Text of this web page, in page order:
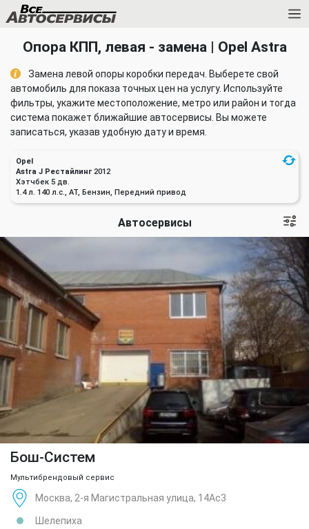
Опора КПП, левая - замена | Opel Astra
Замена левой опоры коробки передач. Выберете свой
автомобиль для показа точных цен на услугу. Используйте
фильтры, укажите местоположение, метро или район и тогда
система покажет ближайшие автосервисы. Вы можете
записаться, указав удобную дату и время.
Opel
Astra J Рестайлинг 2012
Хэтчбек 5 дв.
1.4 л. 140 л.с., AT, Бензин, Передний привод
Автосервисы
Бош-Систем
Мультибрендовый сервис
Москва, 2-я Магистральная улица, 14Ас3
Шелепиха